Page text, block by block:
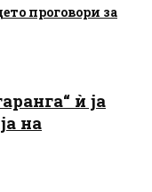
проговори за
ѝ ја
на